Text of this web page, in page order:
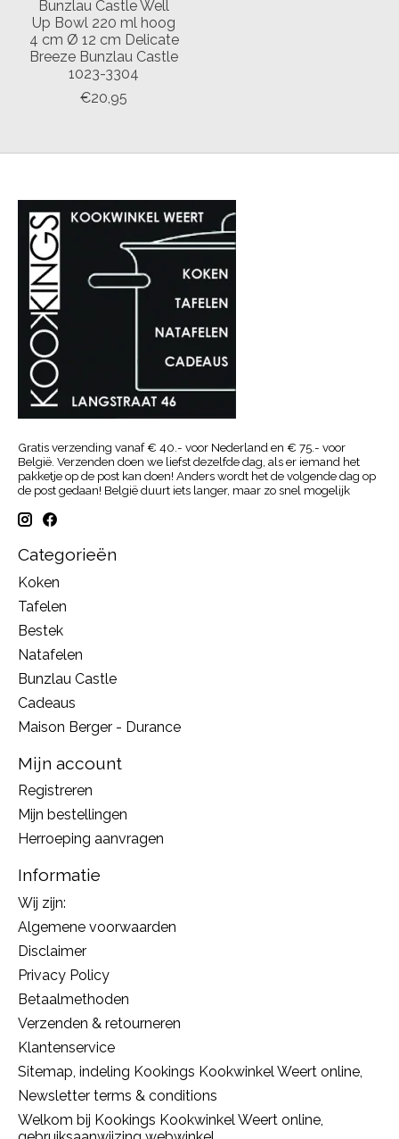
Bunzlau Castle Well
Up Bowl 220 ml hoog
4 cm Ø 12 cm Delicate
Breeze Bunzlau Castle
1023-3304
€20,95
Gratis verzending vanaf € 40.- voor Nederland en € 75.- voor
België. Verzenden doen we liefst dezelfde dag, als er iemand het
pakketje op de post kan doen! Anders wordt het de volgende dag op
de post gedaan! België duurt iets langer, maar zo snel mogelijk
Categorieën
Koken
Tafelen
Bestek
Natafelen
Bunzlau Castle
Cadeaus
Maison Berger - Durance
Mijn account
Registreren
Mijn bestellingen
Herroeping aanvragen
Informatie
Wij zijn:
Algemene voorwaarden
Disclaimer
Privacy Policy
Betaalmethoden
Verzenden & retourneren
Klantenservice
Sitemap, indeling Kookings Kookwinkel Weert online,
Newsletter terms & conditions
Welkom bij Kookings Kookwinkel Weert online,